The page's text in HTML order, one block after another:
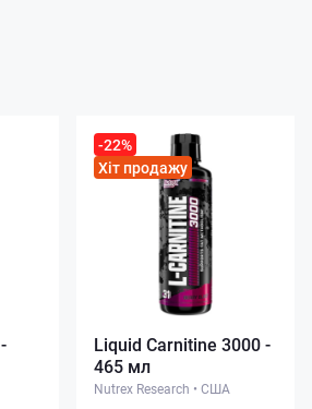
-22%
Хіт продажу
Liquid Carnitine 3000 -
465 мл
Nutrex Research • США